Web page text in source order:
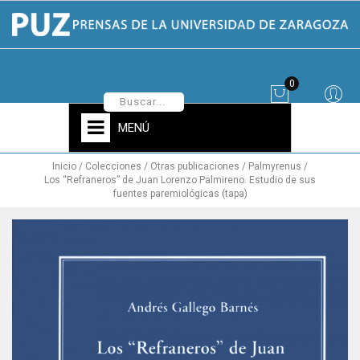
0
MENÚ
Inicio Colecciones Otras publicaciones
Palmyrenus
Los “Refraneros” de Juan Lorenzo Palmireno. Estudio de sus
fuentes paremiológicas (tapa)